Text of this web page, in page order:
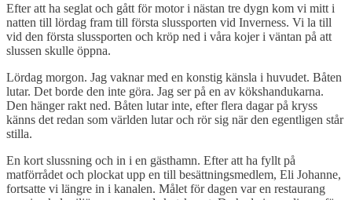
Efter att ha seglat och gått för motor i nästan tre dygn kom vi mitt i
natten till lördag fram till första slussporten vid Inverness. Vi la till
vid den första slussporten och kröp ned i våra kojer i väntan på att
slussen skulle öppna.
Lördag morgon. Jag vaknar med en konstig känsla i huvudet. Båten
lutar. Det borde den inte göra. Jag ser på en av kökshandukarna.
Den hänger rakt ned. Båten lutar inte, efter flera dagar på kryss
känns det redan som världen lutar och rör sig när den egentligen står
stilla.
En kort slussning och in i en gästhamn. Efter att ha fyllt på
matförrådet och plockat upp en till besättningsmedlem, Eli Johanne,
fortsatte vi längre in i kanalen. Målet för dagen var en restaurang